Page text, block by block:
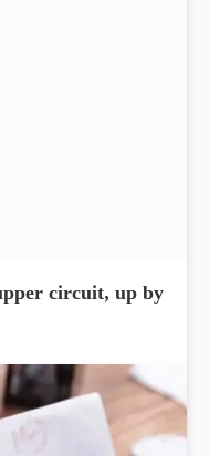
circuit, up by